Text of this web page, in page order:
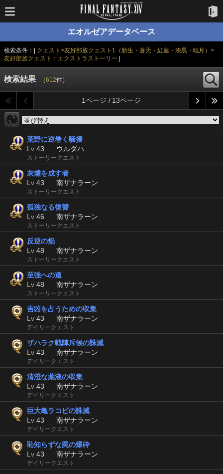
エオルゼアデータベース
検索条件：| クエスト>友好部族クエスト1（新生・蒼天・紅蓮・漆黒・暁月）>
友好部族クエスト：エクストラストーリー
検索結果 （612件）
1ページ / 13ページ
荒野に逆巻く騒擾
Lv 43 ウルダハ
ストーリークエスト
灰燼を成す者
Lv 43 南ザナラーン
ストーリークエスト
孤独なる復讐
Lv 46 南ザナラーン
ストーリークエスト
反逆の焔
Lv 48 南ザナラーン
ストーリークエスト
至強への道
Lv 48 南ザナラーン
ストーリークエスト
吉凶を占うための収集
Lv 43 南ザナラーン
デイリークエスト
ザハラク戦陣斥候の誅滅
Lv 43 南ザナラーン
デイリークエスト
清澄な薬液の収集
Lv 43 南ザナラーン
デイリークエスト
巨大亀ラコビの誅滅
Lv 43 南ザナラーン
デイリークエスト
恥知らずな罠の爆砕
Lv 43 南ザナラーン
デイリークエスト